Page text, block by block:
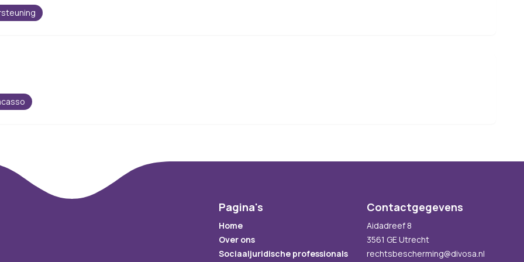
Pagina's
Home
Over ons
Sociaaljuridische professionals
Contactgegevens
Aidadreef 8
3561 GE Utrecht
rechtsbescherming@divosa.nl